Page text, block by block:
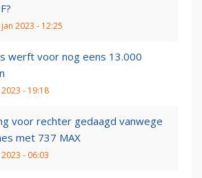
2023 - 12:25
werft voor nog eens 13.000
- 19:18
voor rechter gedaagd vanwege
met 737 MAX
- 06:03